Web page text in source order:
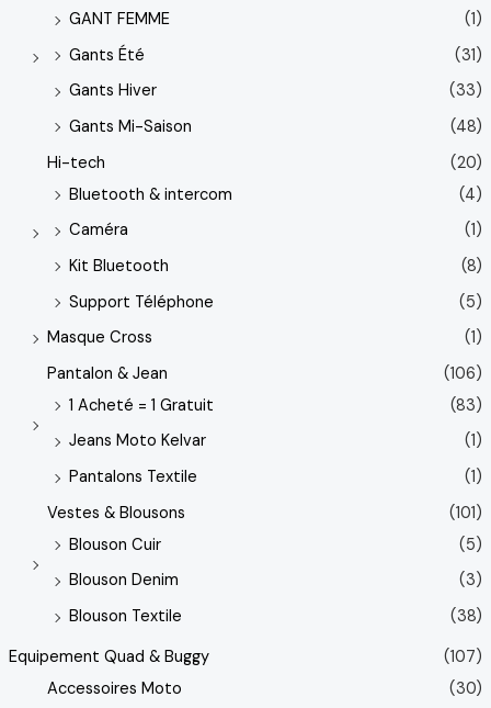
GANT FEMME
(1)
Gants Été
(31)
Gants Hiver
(33)
Gants Mi-Saison
(48)
Hi-tech
(20)
Bluetooth & intercom
(4)
Caméra
(1)
Kit Bluetooth
(8)
Support Téléphone
(5)
Masque Cross
(1)
Pantalon & Jean
(106)
1 Acheté = 1 Gratuit
(83)
Jeans Moto Kelvar
(1)
Pantalons Textile
(1)
Vestes & Blousons
(101)
Blouson Cuir
(5)
Blouson Denim
(3)
Blouson Textile
(38)
Equipement Quad & Buggy
(107)
Accessoires Moto
(30)